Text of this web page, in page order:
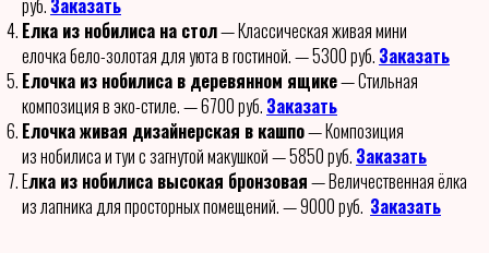
руб. Заказать
Елка из нобилиса на стол— Классическая живая мини
елочка бело-золотая для уюта в гостиной. — 5300 руб. Заказать
Елочка из нобилиса в деревянном ящике— Стильная
композиция в эко-стиле. — 6700 руб. Заказать
Елочка живая дизайнерская в кашпо— Композиция
из нобилиса и туи с загнутой макушкой — 5850 руб. Заказать
Елка из нобилиса высокая бронзовая— Величественная ёлка
из лапника для просторных помещений. — 9000 руб. Заказать